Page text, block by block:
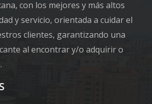
con los mejores y más altos
y servicio, orientada a cuidar el
clientes, garantizando una
al encontrar y/o adquirir o